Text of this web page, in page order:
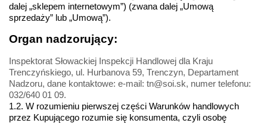
dalej „sklepem internetowym”) (zwana dalej „Umową
sprzedaży” lub „Umową”).
Organ nadzorujący:
Inspektorat Słowackiej Inspekcji Handlowej dla Kraju
Trenczyńskiego, ul. Hurbanova 59, Trenczyn, Departament
Nadzoru, dane kontaktowe: e-mail: tn@soi.sk, numer telefonu:
032/640 01 09.
1.2. W rozumieniu pierwszej części Warunków handlowych
przez Kupującego rozumie się konsumenta, czyli osobę